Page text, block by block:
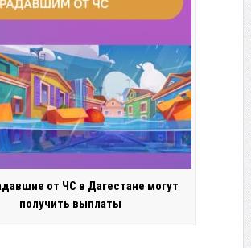
от ЧС в Дагестане могут
получить выплаты